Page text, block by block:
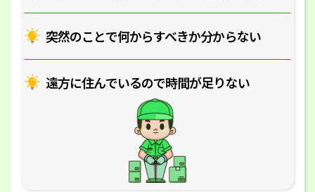
突然のことで何からすべきか分からない
遠方に住んでいるので時間が足りない